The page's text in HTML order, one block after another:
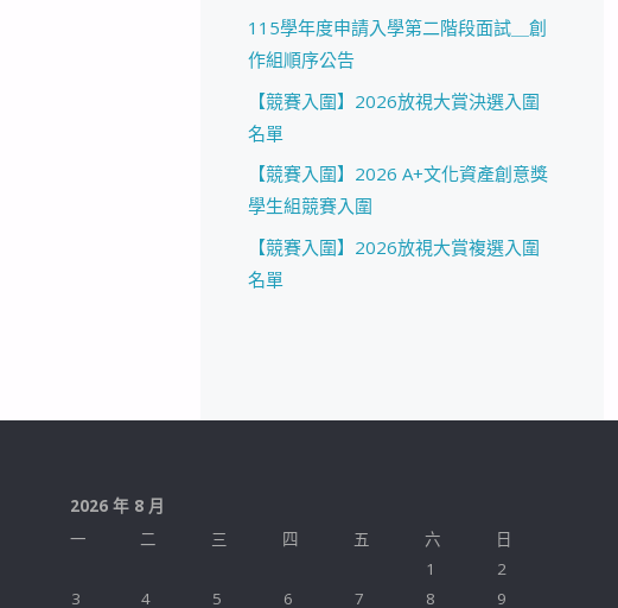
115學年度申請入學第二階段面試＿創
作組順序公告
【競賽入圍】2026放視大賞決選入圍
名單
【競賽入圍】2026 A+文化資產創意獎
學生組競賽入圍
【競賽入圍】2026放視大賞複選入圍
名單
2026 年 8 月
一
二 三 四 五 六
日
1
2
3
4 5 6 7 8 9